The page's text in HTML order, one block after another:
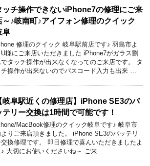
ッチ操作できないiPhone7の修理にご来
～♪岐南町♪アイフォン修理のクイック
阜
修理のクイック 岐阜駅前店です♪ 羽島市よ
U様にご来店いただきました iPhone7がガラス割
タッチ操作が出来なくなってのご来店です。 タ
チ操作が出来ないのでパスコード入力も出来 …
岐阜駅近くの修理店】iPhone SE3のバ
テリー交換は1時間で可能です！
MacBook修理のクイック岐阜です♪ 岐阜市
よりご来店頂きました。 iPhone SE3のバッテリ
交換修理です。 即日修理で喜んいただきましたよ
♪ 大切にお使いくださいね～ ご来 …